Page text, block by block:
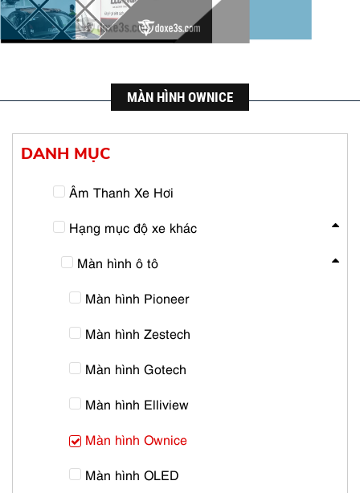
MÀN HÌNH OWNICE
DANH MỤC
Âm Thanh Xe Hơi
Hạng mục độ xe khác
Màn hình ô tô
Màn hình Pioneer
Màn hình Zestech
Màn hình Gotech
Màn hình Elliview
Màn hình Ownice
Màn hình OLED